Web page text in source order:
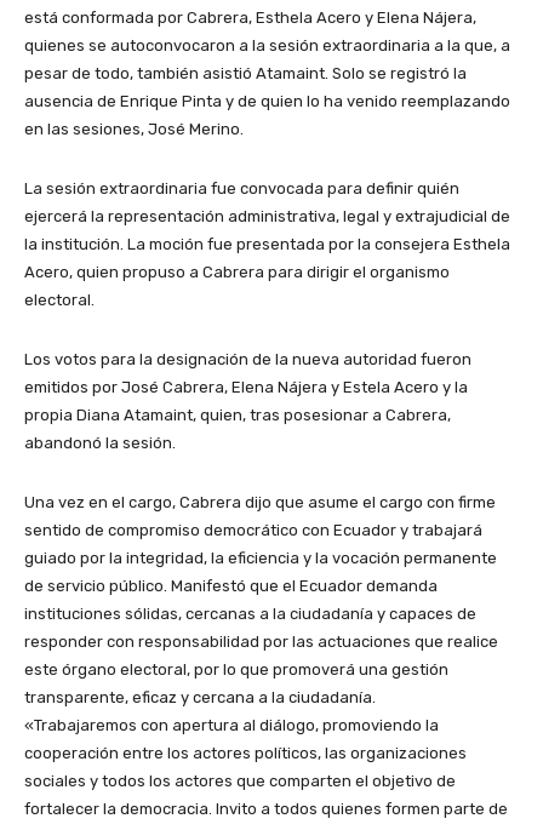
está conformada por Cabrera, Esthela Acero y Elena Nájera,
quienes se autoconvocaron a la sesión extraordinaria a la que, a
pesar de todo, también asistió Atamaint. Solo se registró la
ausencia de Enrique Pinta y de quien lo ha venido reemplazando
en las sesiones, José Merino.
La sesión extraordinaria fue convocada para definir quién
ejercerá la representación administrativa, legal y extrajudicial de
la institución. La moción fue presentada por la consejera Esthela
Acero, quien propuso a Cabrera para dirigir el organismo
electoral.
Los votos para la designación de la nueva autoridad fueron
emitidos por José Cabrera, Elena Nájera y Estela Acero y la
propia Diana Atamaint, quien, tras posesionar a Cabrera,
abandonó la sesión.
Una vez en el cargo, Cabrera dijo que asume el cargo con firme
sentido de compromiso democrático con Ecuador y trabajará
guiado por la integridad, la eficiencia y la vocación permanente
de servicio público. Manifestó que el Ecuador demanda
instituciones sólidas, cercanas a la ciudadanía y capaces de
responder con responsabilidad por las actuaciones que realice
este órgano electoral, por lo que promoverá una gestión
transparente, eficaz y cercana a la ciudadanía.
«Trabajaremos con apertura al diálogo, promoviendo la
cooperación entre los actores políticos, las organizaciones
sociales y todos los actores que comparten el objetivo de
fortalecer la democracia. Invito a todos quienes formen parte de